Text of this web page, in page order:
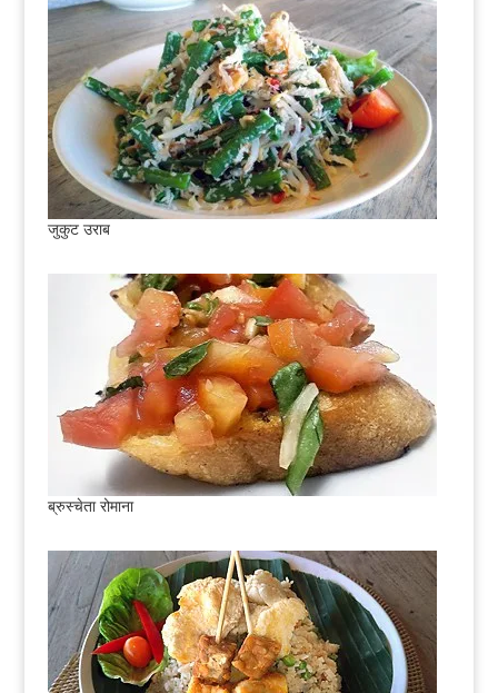
जुकुट उराब
ब्रुस्चेता रोमाना